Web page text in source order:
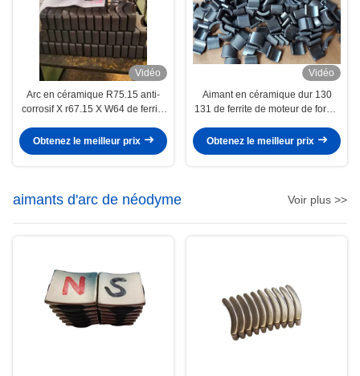
Vidéo
Arc en céramique R75.15 anti-
corrosif X r67.15 X W64 de ferrite
moteur
Obtenez le meilleur prix
Vidéo
Aimant en céramique dur 130
131 de ferrite de moteur de forme
Obtenez le meilleur prix
aimants d'arc de néodyme Voir plus >>